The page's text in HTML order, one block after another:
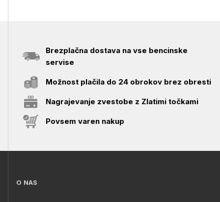
Brezplačna dostava na vse bencinske
servise
Možnost plačila do 24 obrokov brez obresti
Nagrajevanje zvestobe z Zlatimi točkami
Povsem varen nakup
O NAS